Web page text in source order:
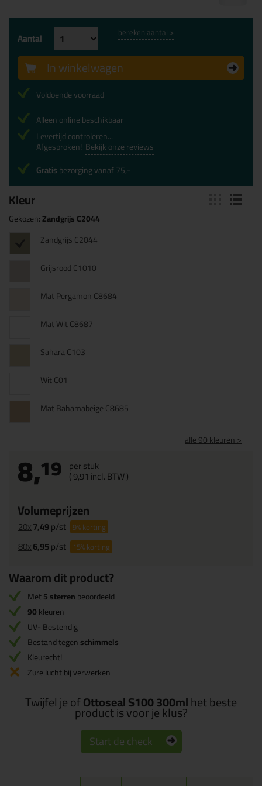
Kleur
Gekozen:Zandgrijs C2044
Zandgrijs C2044
Grijsrood C1010
Mat Pergamon C8684
Mat Wit C8687
Sahara C103
Wit C01
Mat Bahamabeige C8685
alle 90 kleuren >
8,19 per stuk
(9,91 incl. BTW )
Volumeprijzen
20x7,49p/st 9%korting
80x6,95p/st 15%korting
Aantal bereken aantal >
In winkelwagen
Voldoende voorraad
Alleen online beschikbaar
Levertijd controleren...
Afgesproken! Bekijk onze reviews
Gratisbezorging vanaf 75,-
Waarom dit product?
Met5 sterrenbeoordeeld
90kleuren
UV- Bestendig
Bestand tegenschimmels
Kleurecht!
Zure lucht bij verwerken
Twijfel je ofOttoseal S100 300mlhet beste
product is voor je klus?
Start de check